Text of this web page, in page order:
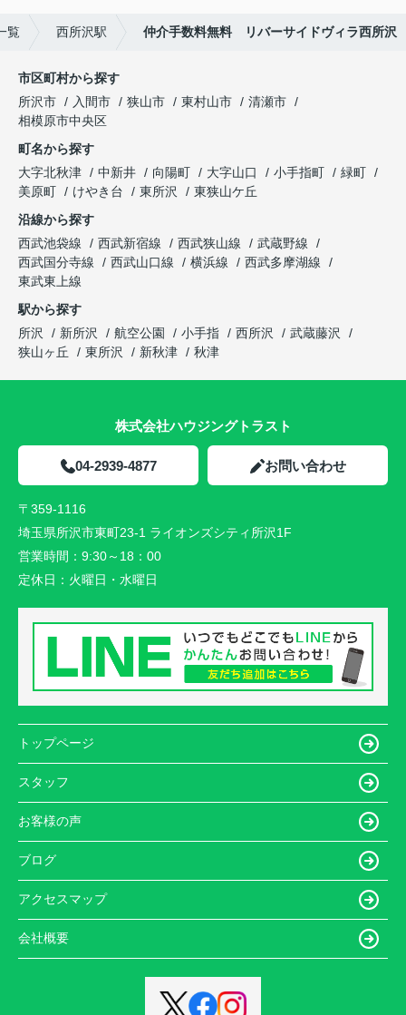
覧 西所沢駅 仲介手数料無料 リバーサイドヴィラ西所沢
市区町村から探す
所沢市
入間市 狭山市 東村山市
清瀬市
相模原市中央区
町名から探す
大字北秋津
中新井 向陽町 大字山口 小手指町
緑町
美原町
けやき台 東所沢
東狭山ケ丘
沿線から探す
西武池袋線
西武新宿線 西武狭山線
武蔵野線
西武国分寺線
西武山口線 横浜線
西武多摩湖線
東武東上線
駅から探す
所沢
新所沢 航空公園 小手指 西所沢
武蔵藤沢
狭山ヶ丘
東所沢 新秋津 秋津
株式会社ハウジングトラスト
04-2939-4877 お問い合わせ
〒359-1116
埼玉県所沢市東町23-1 ライオンズシティ所沢1F
営業時間： 9:30～18：00
定休日： 火曜日・水曜日
トップページ
スタッフ
お客様の声
ブログ
アクセスマップ
会社概要